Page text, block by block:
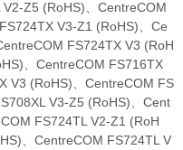
Z5 (RoHS)、CentreCOM
V3-Z1 (RoHS)、Ce
FS724TX V3 (RoH
、CentreCOM FS716TX
V3 (RoHS)、CentreCOM FS
V3-Z5 (RoHS)、Cent
FS724TL V2-Z1 (RoH
、CentreCOM FS724TL V